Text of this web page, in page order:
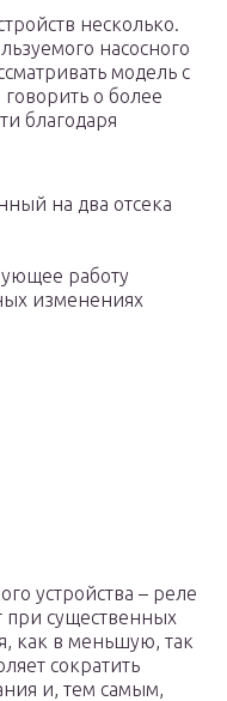
несколько.
насосного
модель с
о более
благодаря
на два отсека
работу
изменениях
устройства – реле
при существенных
как в меньшую, так
сократить
и, тем самым,